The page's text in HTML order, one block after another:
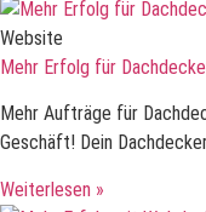
Website
Mehr Erfolg für
Mehr Aufträge für
Geschäft! Dein
Weiterlesen »